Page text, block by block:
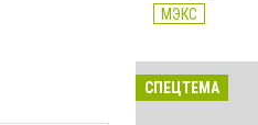
МЭКС
СПЕЦТЕМА